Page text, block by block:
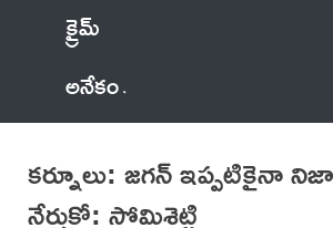
క్రైమ్
అనేకం
కర్నూలు: జగన్‌ ఇప్పటికైనా
నేర్చుకో: సోమిశెట్టి